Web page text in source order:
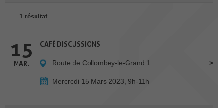
1 résultat
15
MAR.
CAFÉ DISCUSSIONS
Route de Collombey-le-Grand 1
Mercredi 15 Mars 2023, 9h-11h